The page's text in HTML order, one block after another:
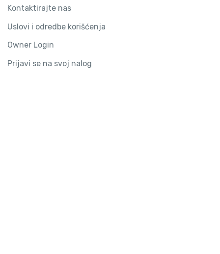
Kontaktirajte nas
Uslovi i odredbe korišćenja
Owner Login
Prijavi se na svoj nalog